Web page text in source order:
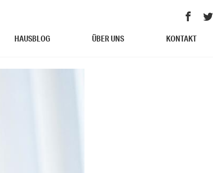
HAUSBLOG ÜBER UNS KONTAKT